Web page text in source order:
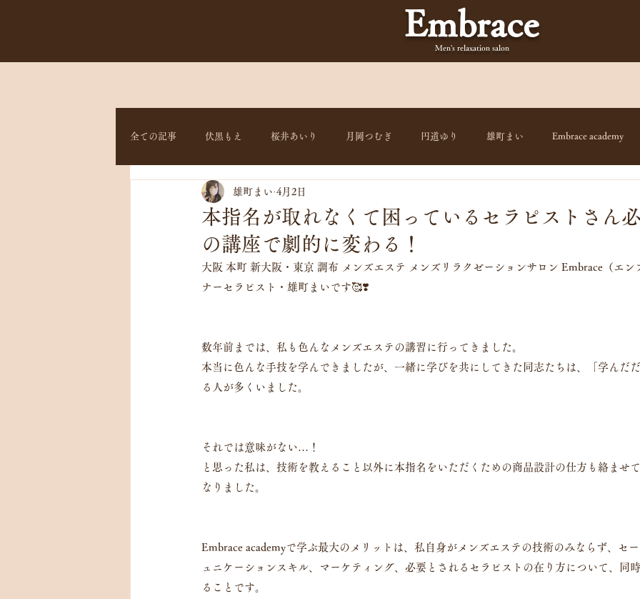
Embrace
Men's relaxation salon
全ての記事 伏黒もえ 桜井あいり 月岡つむぎ 円道ゆり 雄町まい Embrace academy
本指名が取れなくて困っているセラピストさん
の講座で劇的に変わる！
雄町まい 4月2日
大阪 本町 新大阪・東京 調布 メンズエステ メンズリラクゼーションサロン Embrace（エン
ナーセラピスト・雄町まいです🥰❣️
数年前までは、私も色んなメンズエステの講習に行ってきました。
本当に色んな手技を学んできましたが、一緒に学びを共にしてきた同志たちは、「学んだ
る人が多くいました。
それでは意味がない…！
と思った私は、技術を教えること以外に本指名をいただくための商品設計の仕方も絡ませ
なりました。
Embrace academyで学ぶ最大のメリットは、私自身がメンズエステの技術のみならず、セ
ュニケーションスキル、マーケティング、必要とされるセラピストの在り方について、同
ることです。